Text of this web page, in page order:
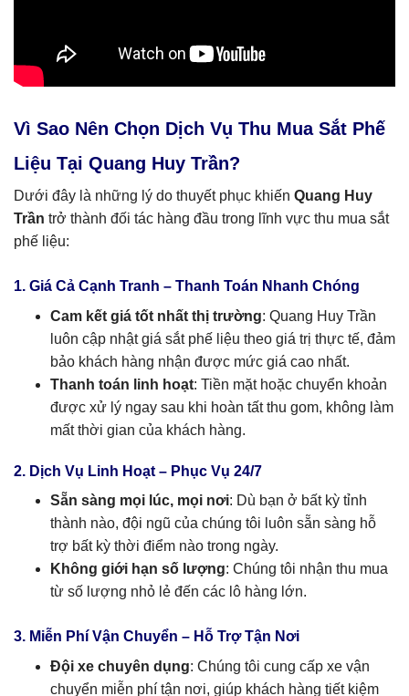
Vì Sao Nên Chọn Dịch Vụ Thu Mua Sắt Phế
Liệu Tại Quang Huy Trần?
Dưới đây là những lý do thuyết phục khiến Quang Huy
Trần trở thành đối tác hàng đầu trong lĩnh vực thu mua sắt
phế liệu:
1. Giá Cả Cạnh Tranh – Thanh Toán Nhanh Chóng
Cam kết giá tốt nhất thị trường: Quang Huy Trần
luôn cập nhật giá sắt phế liệu theo giá trị thực tế, đảm
bảo khách hàng nhận được mức giá cao nhất.
Thanh toán linh hoạt: Tiền mặt hoặc chuyển khoản
được xử lý ngay sau khi hoàn tất thu gom, không làm
mất thời gian của khách hàng.
2. Dịch Vụ Linh Hoạt – Phục Vụ 24/7
Sẵn sàng mọi lúc, mọi nơi: Dù bạn ở bất kỳ tỉnh
thành nào, đội ngũ của chúng tôi luôn sẵn sàng hỗ
trợ bất kỳ thời điểm nào trong ngày.
Không giới hạn số lượng: Chúng tôi nhận thu mua
từ số lượng nhỏ lẻ đến các lô hàng lớn.
3. Miễn Phí Vận Chuyển – Hỗ Trợ Tận Nơi
Đội xe chuyên dụng: Chúng tôi cung cấp xe vận
chuyển miễn phí tận nơi, giúp khách hàng tiết kiệm